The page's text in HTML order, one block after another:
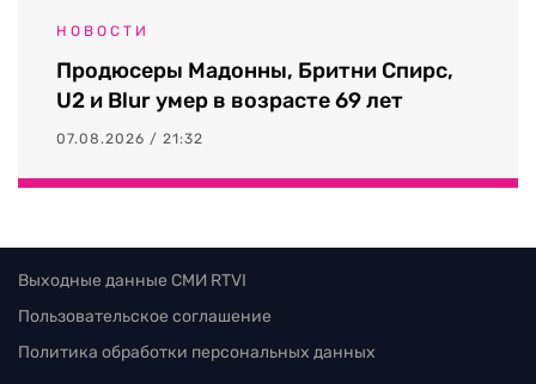
НОВОСТИ
Продюсеры Мадонны, Бритни Спирс,
U2 и Blur умер в возрасте 69 лет
07.08.2026 / 21:32
Выходные данные СМИ RTVI
Пользовательское соглашение
Политика обработки персональных данных